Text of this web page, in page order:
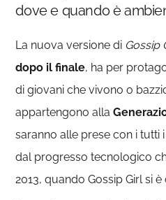
dove e quando è
La nuova versione di Gossip
dopo il finale, ha per
di giovani che vivono o
appartengono alla
saranno alle prese con i tutti
dal progresso tecnologico
2013, quando Gossip Girl si